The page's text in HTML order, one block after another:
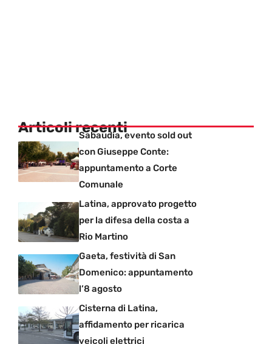
Articoli recentiSabaudia, evento sold out
con Giuseppe Conte:
appuntamento a Corte
Comunale
Latina, approvato progetto
per la difesa della costa a
Rio Martino
Gaeta, festività di San
Domenico: appuntamento
l’8 agosto
Cisterna di Latina,
affidamento per ricarica
veicoli elettrici